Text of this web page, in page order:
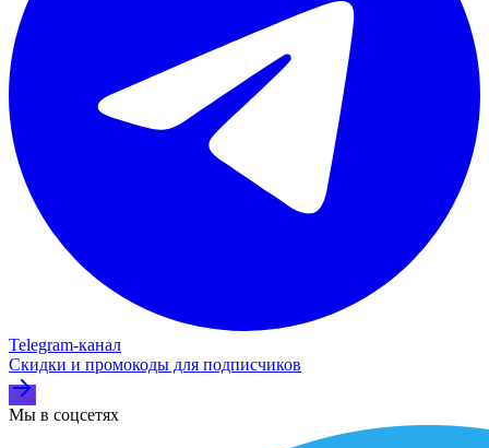
Telegram‑канал
Скидки и промокоды для подписчиков
Мы в соцсетях